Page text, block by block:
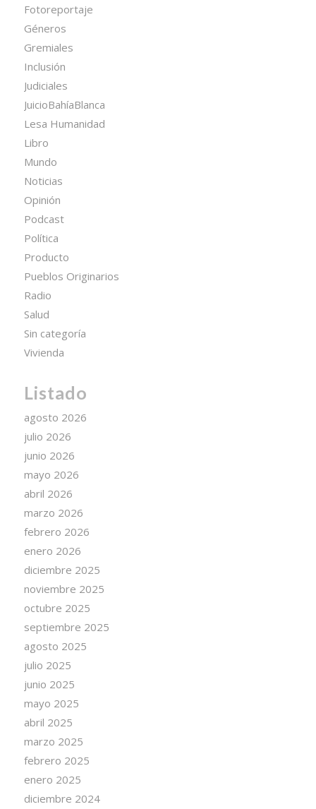
Fotoreportaje
Géneros
Gremiales
Inclusión
Judiciales
JuicioBahíaBlanca
Lesa Humanidad
Libro
Mundo
Noticias
Opinión
Podcast
Política
Producto
Pueblos Originarios
Radio
Salud
Sin categoría
Vivienda
Listado
agosto 2026
julio 2026
junio 2026
mayo 2026
abril 2026
marzo 2026
febrero 2026
enero 2026
diciembre 2025
noviembre 2025
octubre 2025
septiembre 2025
agosto 2025
julio 2025
junio 2025
mayo 2025
abril 2025
marzo 2025
febrero 2025
enero 2025
diciembre 2024